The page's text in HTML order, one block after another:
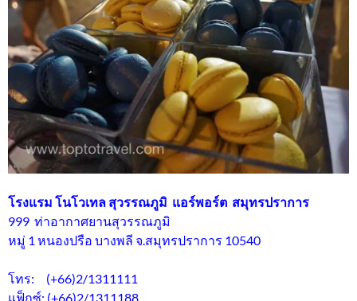
โรงแรม โนโวเทล สุวรรณภูมิ แอร์พอร์ต สมุทรปราการ
999 ท่าอากาศยานสุวรรณภูมิ
หมู่ 1 หนองปรือ บางพลี จ.สมุทรปราการ 10540
โทร: (+66)2/1311111
แฟ็กซ์: (+66)2/1311188